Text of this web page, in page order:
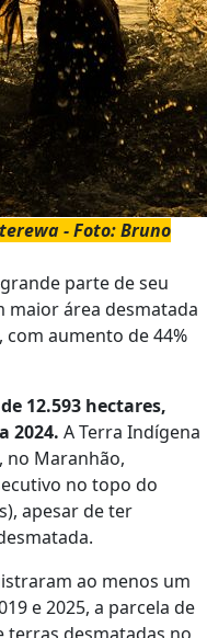
- Foto: Bruno
parte de seu
maior área desmatada
com aumento de 44%
12.593 hectares,
2024. A Terra Indígena
no Maranhão,
no topo do
apesar de ter
ao menos um
e 2025, a parcela de